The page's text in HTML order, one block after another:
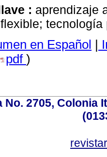
: aprendizaje
en Español |
pdf )
No. 2705, Colonia